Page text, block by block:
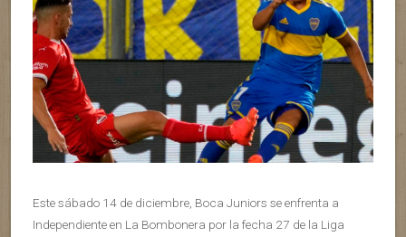
Este sábado 14 de diciembre, Boca Juniors se enfrenta a
Independiente en La Bombonera por la fecha 27 de la Liga